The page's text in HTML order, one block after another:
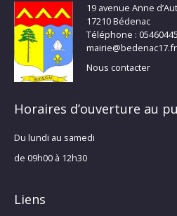
19 avenue Anne
17210 Bédenac
Téléphone :
mairie@bedenac17.fr
Nous contacter
Horaires d’ouverture au
Du lundi au samedi
de 09h00 à 12h30
Liens